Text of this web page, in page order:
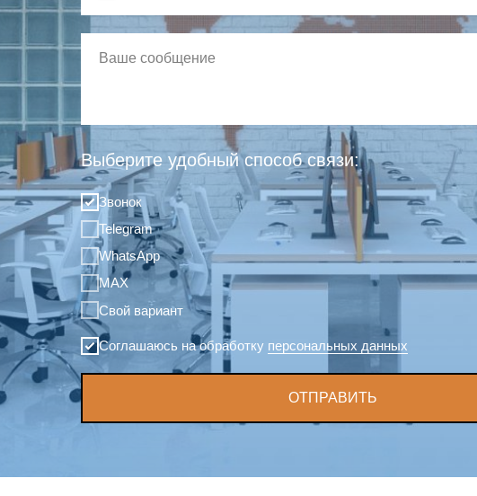
Выберите удобный способ связи:
Звонок
Telegram
WhatsApp
MAX
Свой вариант
Соглашаюсь на обработку персональных данных
ОТПРАВИТЬ